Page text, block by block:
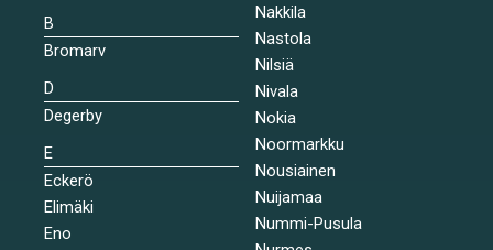
B
Bromarv
D
Degerby
E
Eckerö
Elimäki
Eno
Nakkila
Nastola
Nilsiä
Nivala
Nokia
Noormarkku
Nousiainen
Nuijamaa
Nummi-Pusula